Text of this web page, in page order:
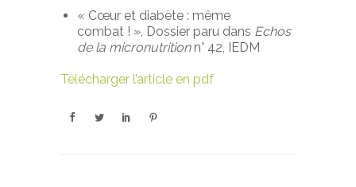
« Cœur et diabète : même
combat ! », Dossier paru dans Echos
de la micronutritionn° 42, IEDM
Télécharger l’article en pdf